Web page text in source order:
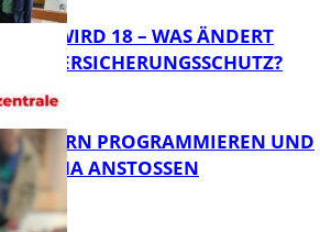
KIND WIRD 18 – WAS ÄNDERT
BEIM VERSICHERUNGSSCHUTZ?
PROGRAMMIEREN UND
LUMA ANSTOSSEN